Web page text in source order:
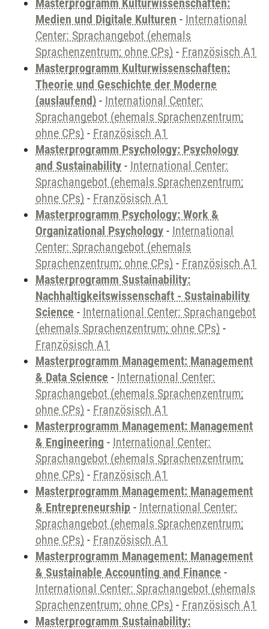
Masterprogramm Kulturwissenschaften:
Medien und Digitale Kulturen - International
Center: Sprachangebot (ehemals
Sprachenzentrum; ohne CPs) - Französisch A1
Masterprogramm Kulturwissenschaften:
Theorie und Geschichte der Moderne
(auslaufend) - International Center:
Sprachangebot (ehemals Sprachenzentrum;
ohne CPs) - Französisch A1
Masterprogramm Psychology: Psychology
and Sustainability - International Center:
Sprachangebot (ehemals Sprachenzentrum;
ohne CPs) - Französisch A1
Masterprogramm Psychology: Work &
Organizational Psychology - International
Center: Sprachangebot (ehemals
Sprachenzentrum; ohne CPs) - Französisch A1
Masterprogramm Sustainability:
Nachhaltigkeitswissenschaft - Sustainability
Science - International Center: Sprachangebot
(ehemals Sprachenzentrum; ohne CPs) -
Französisch A1
Masterprogramm Management: Management
& Data Science - International Center:
Sprachangebot (ehemals Sprachenzentrum;
ohne CPs) - Französisch A1
Masterprogramm Management: Management
& Engineering - International Center:
Sprachangebot (ehemals Sprachenzentrum;
ohne CPs) - Französisch A1
Masterprogramm Management: Management
& Entrepreneurship - International Center:
Sprachangebot (ehemals Sprachenzentrum;
ohne CPs) - Französisch A1
Masterprogramm Management: Management
& Sustainable Accounting and Finance -
International Center: Sprachangebot (ehemals
Sprachenzentrum; ohne CPs) - Französisch A1
Masterprogramm Sustainability: